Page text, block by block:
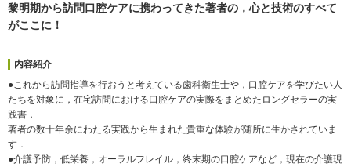
黎明期から訪問口腔ケアに携わってきた著者の，心と技術のすべて
がここに！
内容紹介
●これから訪問指導を行おうと考えている歯科衛生士や，口腔ケアを学びたい人
たちを対象に，在宅訪問における口腔ケアの実際をまとめたロングセラーの実
践書．
著者の数十年余にわたる実践から生まれた貴重な体験が随所に生かされていま
す．
●介護予防，低栄養，オーラルフレイル，終末期の口腔ケアなど，現在の介護現